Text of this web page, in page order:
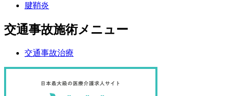
腱鞘炎
交通事故施術メニュー
交通事故治療